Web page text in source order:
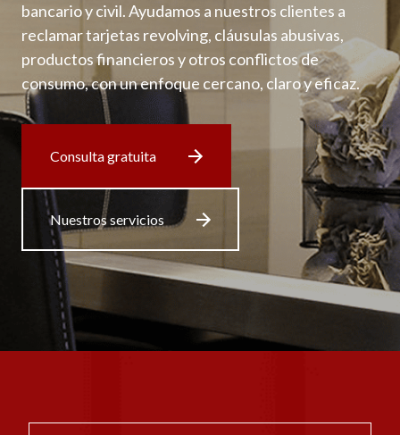
bancario y civil. Ayudamos a nuestros clientes a
reclamar tarjetas revolving, cláusulas abusivas,
productos financieros y otros conflictos de
consumo, con un enfoque cercano, claro y eficaz.
Consulta gratuita
Nuestros servicios